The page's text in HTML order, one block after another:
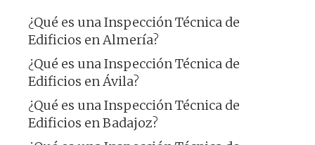
¿Qué es una Inspección Técnica de
Edificios en Almería?
¿Qué es una Inspección Técnica de
Edificios en Ávila?
¿Qué es una Inspección Técnica de
Edificios en Badajoz?